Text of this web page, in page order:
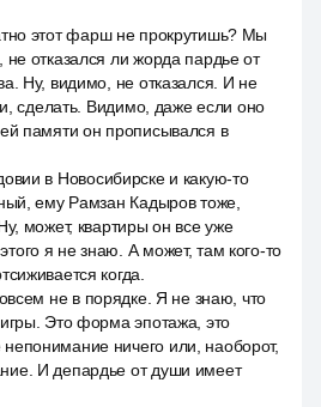
этот фарш не прокрутишь? Мы
не отказался ли жорда пардье от
Ну, видимо, не отказался. И не
сделать. Видимо, даже если оно
памяти он прописывался в
в Новосибирске и какую-то
ему Рамзан Кадыров тоже,
может, квартиры он все уже
я не знаю. А может, там кого-то
когда.
не в порядке. Я не знаю, что
Это форма эпотажа, это
ничего или, наоборот,
И депардье от души имеет